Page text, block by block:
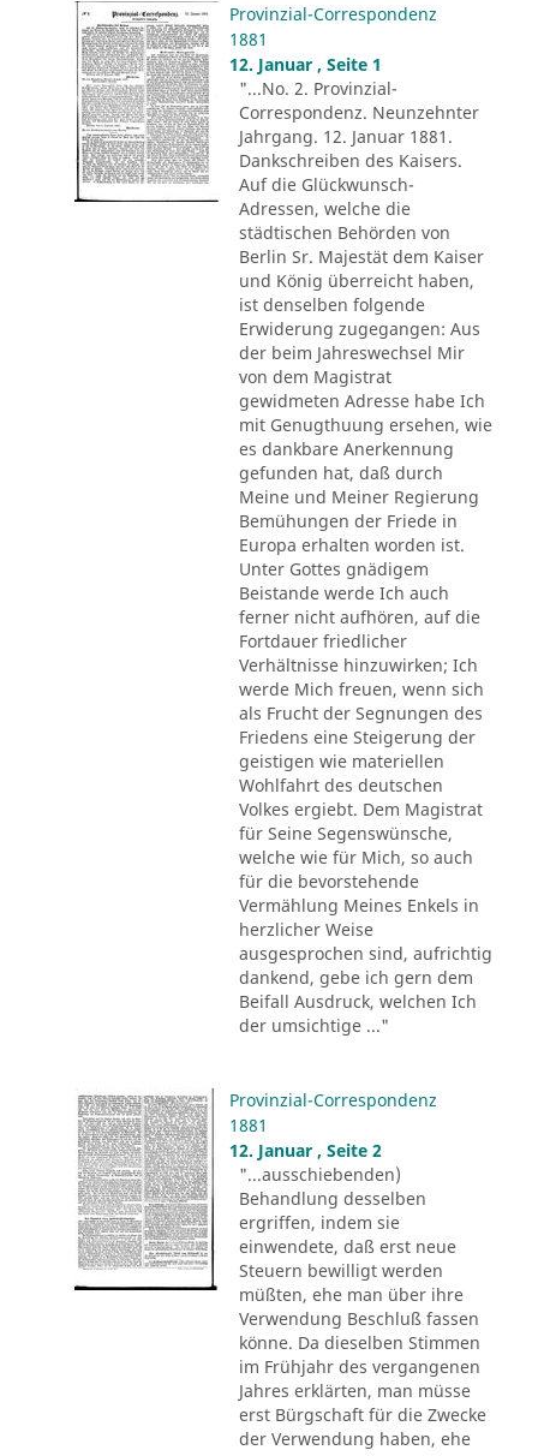
Provinzial-Correspondenz
1881
12. Januar , Seite 1
"...No. 2. Provinzial-
Correspondenz. Neunzehnter
Jahrgang. 12. Januar 1881.
Dankschreiben des Kaisers.
Auf die Glückwunsch-
Adressen, welche die
städtischen Behörden von
Berlin Sr. Majestät dem Kaiser
und König überreicht haben,
ist denselben folgende
Erwiderung zugegangen: Aus
der beim Jahreswechsel Mir
von dem Magistrat
gewidmeten Adresse habe Ich
mit Genugthuung ersehen, wie
es dankbare Anerkennung
gefunden hat, daß durch
Meine und Meiner Regierung
Bemühungen der Friede in
Europa erhalten worden ist.
Unter Gottes gnädigem
Beistande werde Ich auch
ferner nicht aufhören, auf die
Fortdauer friedlicher
Verhältnisse hinzuwirken; Ich
werde Mich freuen, wenn sich
als Frucht der Segnungen des
Friedens eine Steigerung der
geistigen wie materiellen
Wohlfahrt des deutschen
Volkes ergiebt. Dem Magistrat
für Seine Segenswünsche,
welche wie für Mich, so auch
für die bevorstehende
Vermählung Meines Enkels in
herzlicher Weise
ausgesprochen sind, aufrichtig
dankend, gebe ich gern dem
Beifall Ausdruck, welchen Ich
der umsichtige ..."
Provinzial-Correspondenz
1881
12. Januar , Seite 2
"...ausschiebenden)
Behandlung desselben
ergriffen, indem sie
einwendete, daß erst neue
Steuern bewilligt werden
müßten, ehe man über ihre
Verwendung Beschluß fassen
könne. Da dieselben Stimmen
im Frühjahr des vergangenen
Jahres erklärten, man müsse
erst Bürgschaft für die Zwecke
der Verwendung haben, ehe